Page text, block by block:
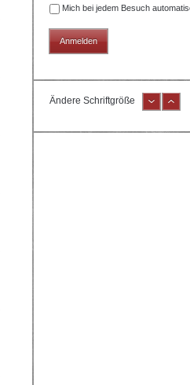
Mich bei jedem Besuch
Ändere Schriftgröße